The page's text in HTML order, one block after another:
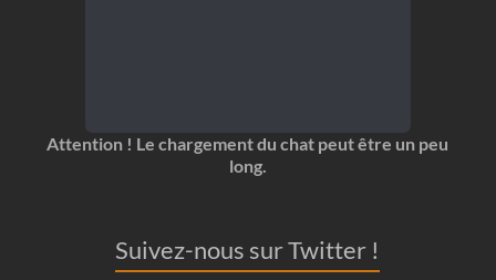
Attention ! Le chargement du chat peut être un peu
long.
Suivez-nous sur Twitter !